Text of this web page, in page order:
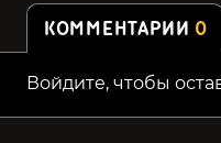
КОММЕНТАРИИ 0
Войдите, чтобы